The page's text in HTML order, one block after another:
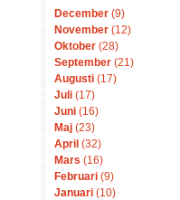
December (9)
November (12)
Oktober (28)
September (21)
Augusti (17)
Juli (17)
Juni (16)
Maj (23)
April (32)
Mars (16)
Februari (9)
Januari (10)